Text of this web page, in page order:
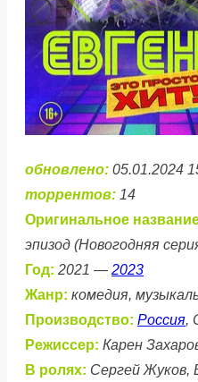
обновлено: 05.01.2024
торрентов: 14
Оригинальное
эпизод (Новогодняя
Год: 2021 — 2023
Жанр: комедия,
Производство: Россия,
Режиссер: Карен
В ролях: Сергей Жуков,